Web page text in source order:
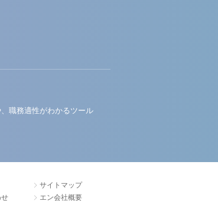
職務適性がわかるツール
サイトマップ
エン会社概要